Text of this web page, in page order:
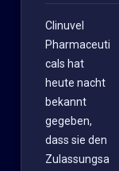
Clinuvel
Pharmaceuti
cals hat
heute nacht
bekannt
gegeben,
dass sie den
Zulassungsa